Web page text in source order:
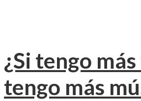
¿Si tengo
tengo más